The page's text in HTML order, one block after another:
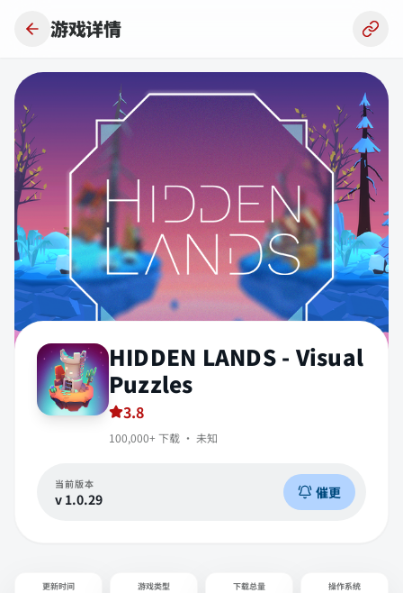
游戏详情
HIDDEN LANDS - Visual
Puzzles
3.8
100,000+ 下载 · 未知
当前版本
v 1.0.29 催更
更新时间 游戏类型 下载总量 操作系统